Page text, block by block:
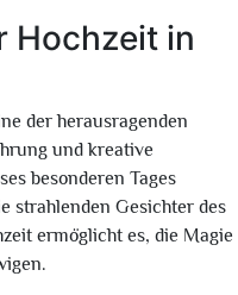
Hochzeit in
der herausragenden
und kreative
besonderen Tages
strahlenden Gesichter des
ermöglicht es, die Magie